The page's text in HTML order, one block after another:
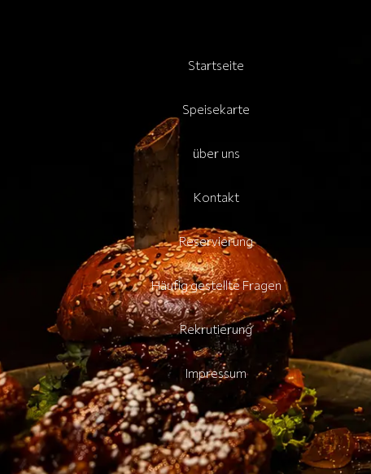
Startseite
Speisekarte
über uns
Kontakt
Reservierung
Häufig gestellte Fragen
Rekrutierung
Impressum